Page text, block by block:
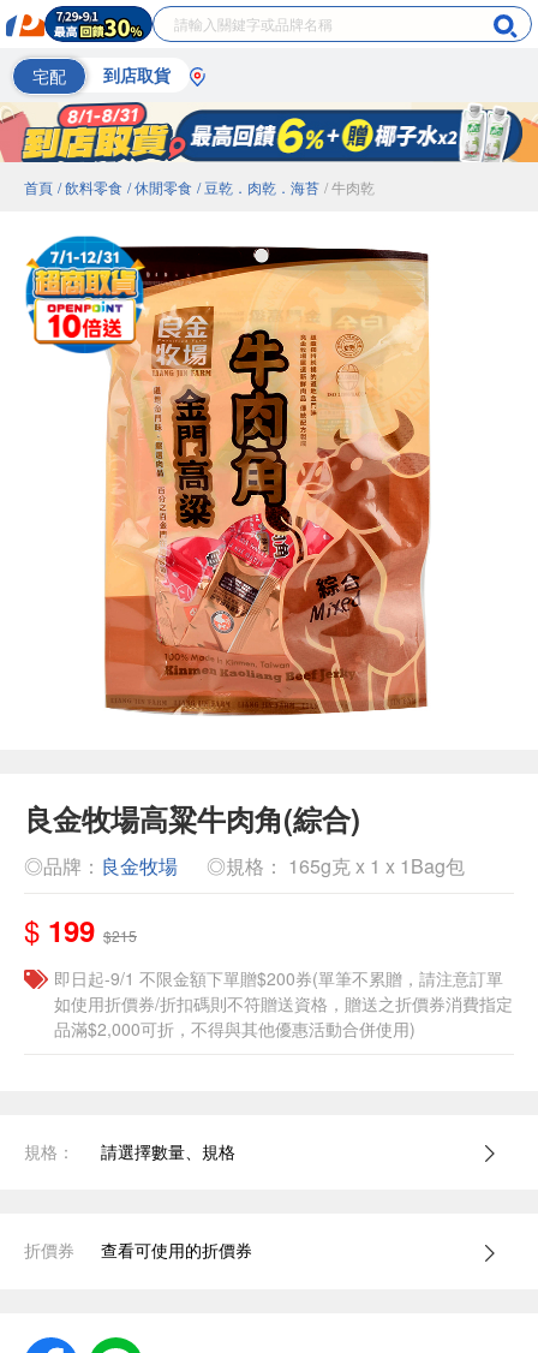
宅配 到店取貨
首頁 / 飲料零食 / 休閒零食 / 豆乾．肉乾．海苔 / 牛肉乾
良金牧場高粱牛肉角(綜合)
◎品牌： 良金牧場 ◎規格： 165g克 x 1 x 1Bag包
$ 199 $215
即日起-9/1 不限金額下單贈$200券(單筆不累贈，請注意訂單
如使用折價券/折扣碼則不符贈送資格，贈送之折價券消費指定
品滿$2,000可折，不得與其他優惠活動合併使用)
規格： 請選擇數量、規格
折價券 查看可使用的折價券